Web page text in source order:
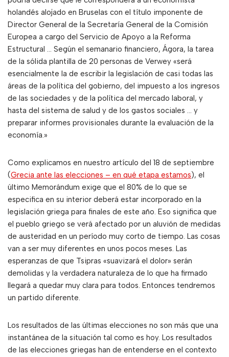
holandés alojado en Bruselas con el título imponente de
Director General de la Secretaría General de la Comisión
Europea a cargo del Servicio de Apoyo a la Reforma
Estructural … Según el semanario financiero, Ágora, la tarea
de la sólida plantilla de 20 personas de Verwey «será
esencialmente la de escribir la legislación de casi todas las
áreas de la política del gobierno, del impuesto a los ingresos
de las sociedades y de la política del mercado laboral, y
hasta del sistema de salud y de los gastos sociales … y
preparar informes provisionales durante la evaluación de la
economía.»
Como explicamos en nuestro artículo del 18 de septiembre
(Grecia ante las elecciones – en qué etapa estamos), el
último Memorándum exige que el 80% de lo que se
especifica en su interior deberá estar incorporado en la
legislación griega para finales de este año. Eso significa que
el pueblo griego se verá afectado por un aluvión de medidas
de austeridad en un período muy corto de tiempo. Las cosas
van a ser muy diferentes en unos pocos meses. Las
esperanzas de que Tsipras «suavizará el dolor» serán
demolidas y la verdadera naturaleza de lo que ha firmado
llegará a quedar muy clara para todos. Entonces tendremos
un partido diferente.
Los resultados de las últimas elecciones no son más que una
instantánea de la situación tal como es hoy. Los resultados
de las elecciones griegas han de entenderse en el contexto